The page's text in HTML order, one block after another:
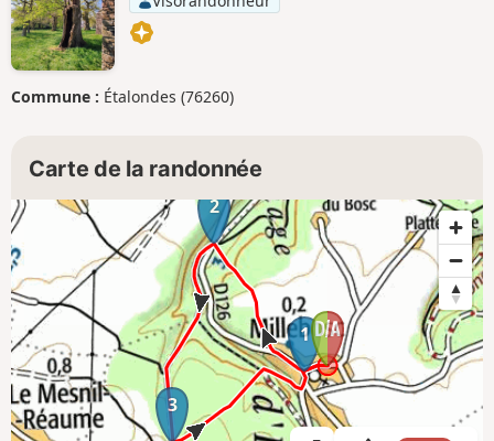
Commune : Étalondes (76260)
Carte de la randonnée
1
2
3